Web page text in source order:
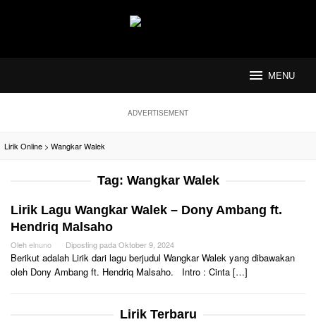
MENU
ADVERTISEMENT
Lirik Online > Wangkar Walek
Tag: Wangkar Walek
Lirik Lagu Wangkar Walek – Dony Ambang ft.
Hendriq Malsaho
Olehelnuno Diposting pada Oktober 9, 2024
Berikut adalah Lirik dari lagu berjudul Wangkar Walek yang dibawakan
oleh Dony Ambang ft. Hendriq Malsaho. Intro : Cinta […]
Lirik Terbaru